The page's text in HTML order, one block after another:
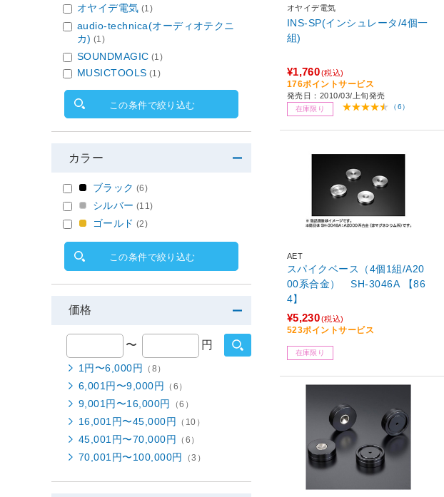
オヤイデ電気
INS-SP(インシュレータ/4個一
組)
¥1,760(税込)
176ポイントサービス
発売日：2010/03/上旬発売
在庫限り （6）
AET
スパイクベース（4個1組/A20
00系合金） SH-3046A 【86
4】
¥5,230(税込)
523ポイントサービス
在庫限り
オヤイデ電気 (1)
audio-technica(オーディオテクニ
カ) (1)
SOUNDMAGIC (1)
MUSICTOOLS (1)
この条件で絞り込む
カラー
ブラック (6)
シルバー (11)
ゴールド (2)
この条件で絞り込む
価格
〜 円
1円〜6,000円 （8）
6,001円〜9,000円 （6）
9,001円〜16,000円 （6）
16,001円〜45,000円 （10）
45,001円〜70,000円 （6）
70,001円〜100,000円 （3）